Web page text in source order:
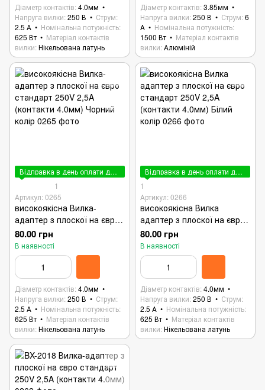
Діаметр контактів 4.0мм
Напруга вилки 250 В
Струм
2.5 А
Номінальна потужність
625 Вт
Матеріал контактів
вилки Нікельована латунь
Діаметр контактів 3.85мм
Напруга вилки 250 В Струм 6
А
Номінальна потужність
1500 Вт
Матеріал контактів
вилки Алюміній
Відправка в день оплати до 15:00
1
Артикул: 0265
високоякісна Вилка-
адаптер з плоскої на євро
стандарт 250V 2,5A
(контакти 4.0мм) Чорний
колір
80.00 грн
В наявності
Діаметр контактів 4.0мм
Напруга вилки 250 В
Струм
2.5 А
Номінальна потужність
625 Вт
Матеріал контактів
вилки Нікельована латунь
Відправка в день оплати до 15:00
1
Артикул: 0266
високоякісна Вилка
адаптер з плоскої на євро
стандарт 250V 2,5A
(контакти 4.0мм) Білий
колір
80.00 грн
В наявності
Діаметр контактів 4.0мм
Напруга вилки 250 В
Струм
2.5 А
Номінальна потужність
625 Вт
Матеріал контактів
вилки Нікельована латунь